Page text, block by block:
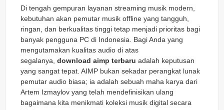
Di tengah gempuran layanan streaming musik modern,
kebutuhan akan pemutar musik offline yang tangguh,
ringan, dan berkualitas tinggi tetap menjadi prioritas bagi
banyak pengguna PC di Indonesia. Bagi Anda yang
mengutamakan kualitas audio di atas
segalanya, download aimp terbaru adalah keputusan
yang sangat tepat. AIMP bukan sekadar perangkat lunak
pemutar audio biasa; ia adalah sebuah maha karya dari
Artem Izmaylov yang telah mendefinisikan ulang
bagaimana kita menikmati koleksi musik digital secara